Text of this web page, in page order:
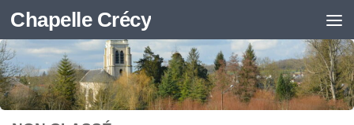
Skip to content
Chapelle Crécy